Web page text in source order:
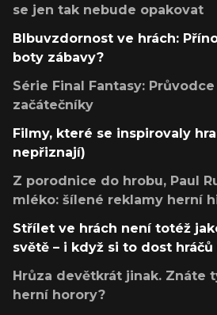
se jen tak nebude opakovat
Blbuvzdornost ve hrách:
boty zábavy?
Série Final Fantasy:
začátečníky
Filmy, které se inspirovaly
nepřiznají)
Z porodnice do hrobu, Paul
mléko: šílené reklamy herní
Střílet ve hrách není totéž
světě – i když si to dost
Hrůza devětkrát jinak. Znáte
herní horory?